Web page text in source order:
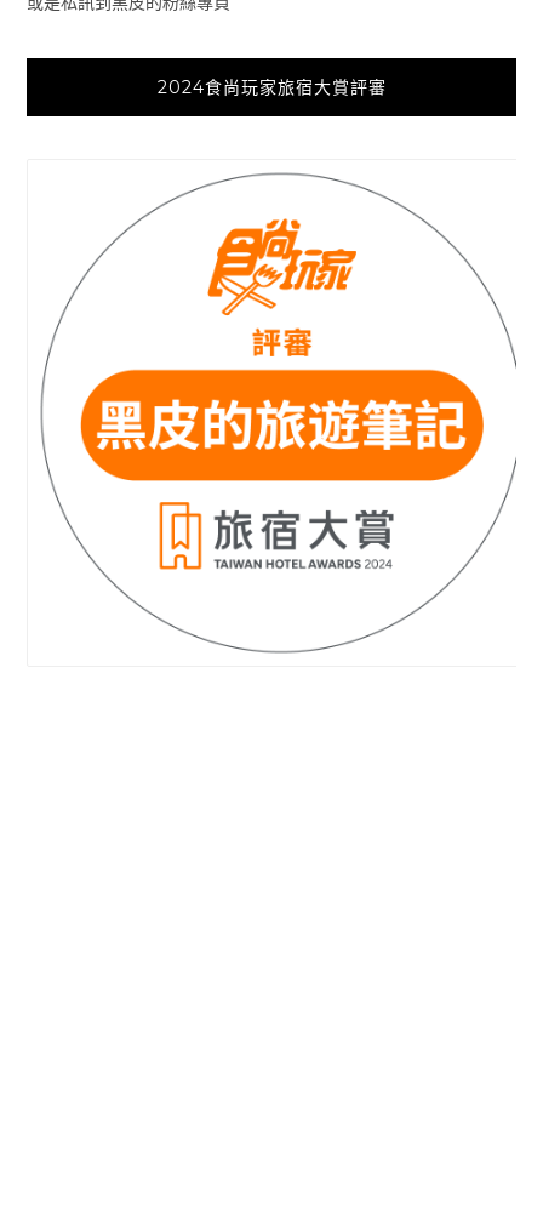
2024食尚玩家旅宿大賞評審